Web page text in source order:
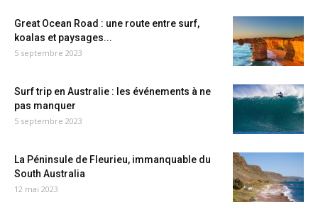
Great Ocean Road : une route entre surf,
koalas et paysages...
5 septembre 2023
Surf trip en Australie : les événements à ne
pas manquer
5 septembre 2023
La Péninsule de Fleurieu, immanquable du
South Australia
12 mai 2023